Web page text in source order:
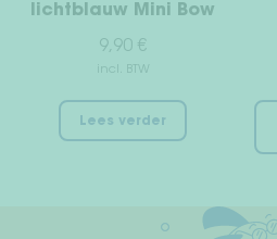
lichtblauw Mini Bow
9,90 €
incl. BTW
Lees verder